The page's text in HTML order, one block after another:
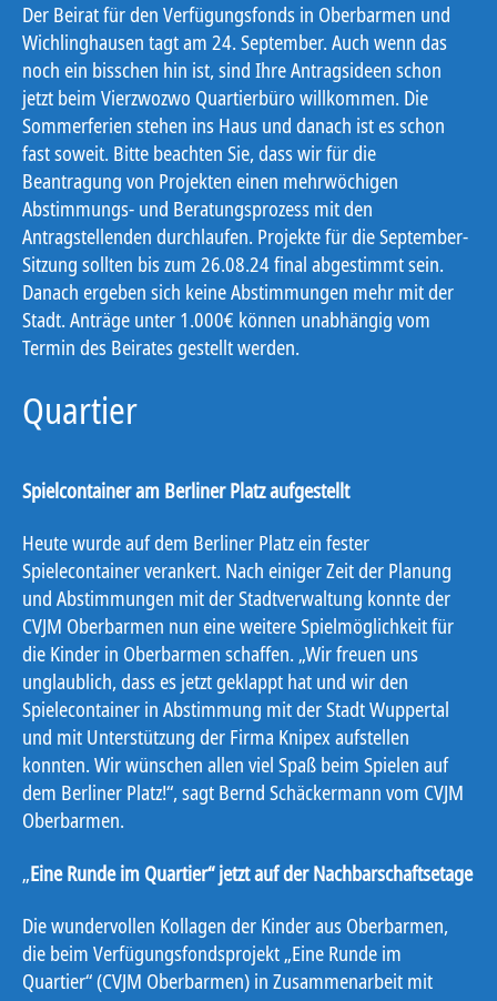
Der Beirat für den Verfügungsfonds in Oberbarmen und
Wichlinghausen tagt am 24. September. Auch wenn das
noch ein bisschen hin ist, sind Ihre Antragsideen schon
jetzt beim Vierzwozwo Quartierbüro willkommen. Die
Sommerferien stehen ins Haus und danach ist es schon
fast soweit. Bitte beachten Sie, dass wir für die
Beantragung von Projekten einen mehrwöchigen
Abstimmungs- und Beratungsprozess mit den
Antragstellenden durchlaufen. Projekte für die September-
Sitzung sollten bis zum 26.08.24 final abgestimmt sein.
Danach ergeben sich keine Abstimmungen mehr mit der
Stadt. Anträge unter 1.000€ können unabhängig vom
Termin des Beirates gestellt werden.
Quartier
Spielcontainer am Berliner Platz aufgestellt
Heute wurde auf dem Berliner Platz ein fester
Spielecontainer verankert. Nach einiger Zeit der Planung
und Abstimmungen mit der Stadtverwaltung konnte der
CVJM Oberbarmen nun eine weitere Spielmöglichkeit für
die Kinder in Oberbarmen schaffen. „Wir freuen uns
unglaublich, dass es jetzt geklappt hat und wir den
Spielecontainer in Abstimmung mit der Stadt Wuppertal
und mit Unterstützung der Firma Knipex aufstellen
konnten. Wir wünschen allen viel Spaß beim Spielen auf
dem Berliner Platz!“, sagt Bernd Schäckermann vom CVJM
Oberbarmen.
„Eine Runde im Quartier“ jetzt auf der Nachbarschaftsetage
Die wundervollen Kollagen der Kinder aus Oberbarmen,
die beim Verfügungsfondsprojekt „Eine Runde im
Quartier“ (CVJM Oberbarmen) in Zusammenarbeit mit